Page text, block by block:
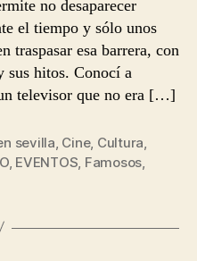
no desaparecer
el tiempo y sólo unos
traspasar esa barrera, con
sus hitos. Conocí a
televisor que no era […]
sevilla Cine, Cultura
, EVENTOS Famosos